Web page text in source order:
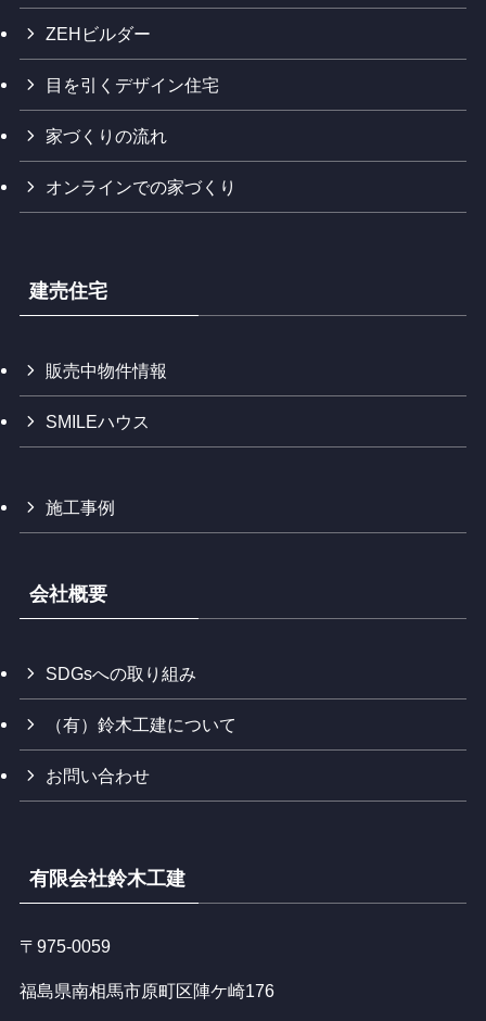
ZEHビルダー
目を引くデザイン住宅
家づくりの流れ
オンラインでの家づくり
建売住宅
販売中物件情報
SMILEハウス
施工事例
会社概要
SDGsへの取り組み
（有）鈴木工建について
お問い合わせ
有限会社鈴木工建
〒975-0059
福島県南相馬市原町区陣ケ崎176